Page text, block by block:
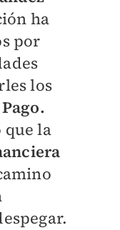
ha
por
los
que la